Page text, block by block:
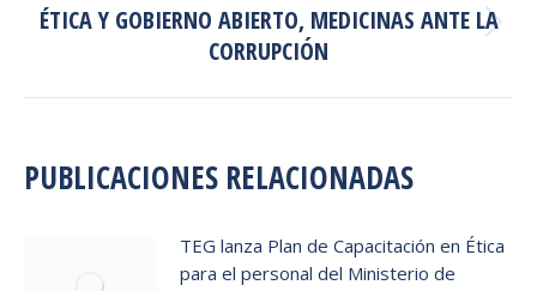
Publicación
siguiente:
ÉTICA Y GOBIERNO ABIERTO, MEDICINAS ANTE LA
CORRUPCIÓN
PUBLICACIONES RELACIONADAS
TEG lanza Plan de Capacitación en Ética
para el personal del Ministerio de